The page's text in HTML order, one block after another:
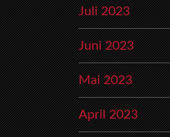
Juli 2023
Juni 2023
Mai 2023
April 2023